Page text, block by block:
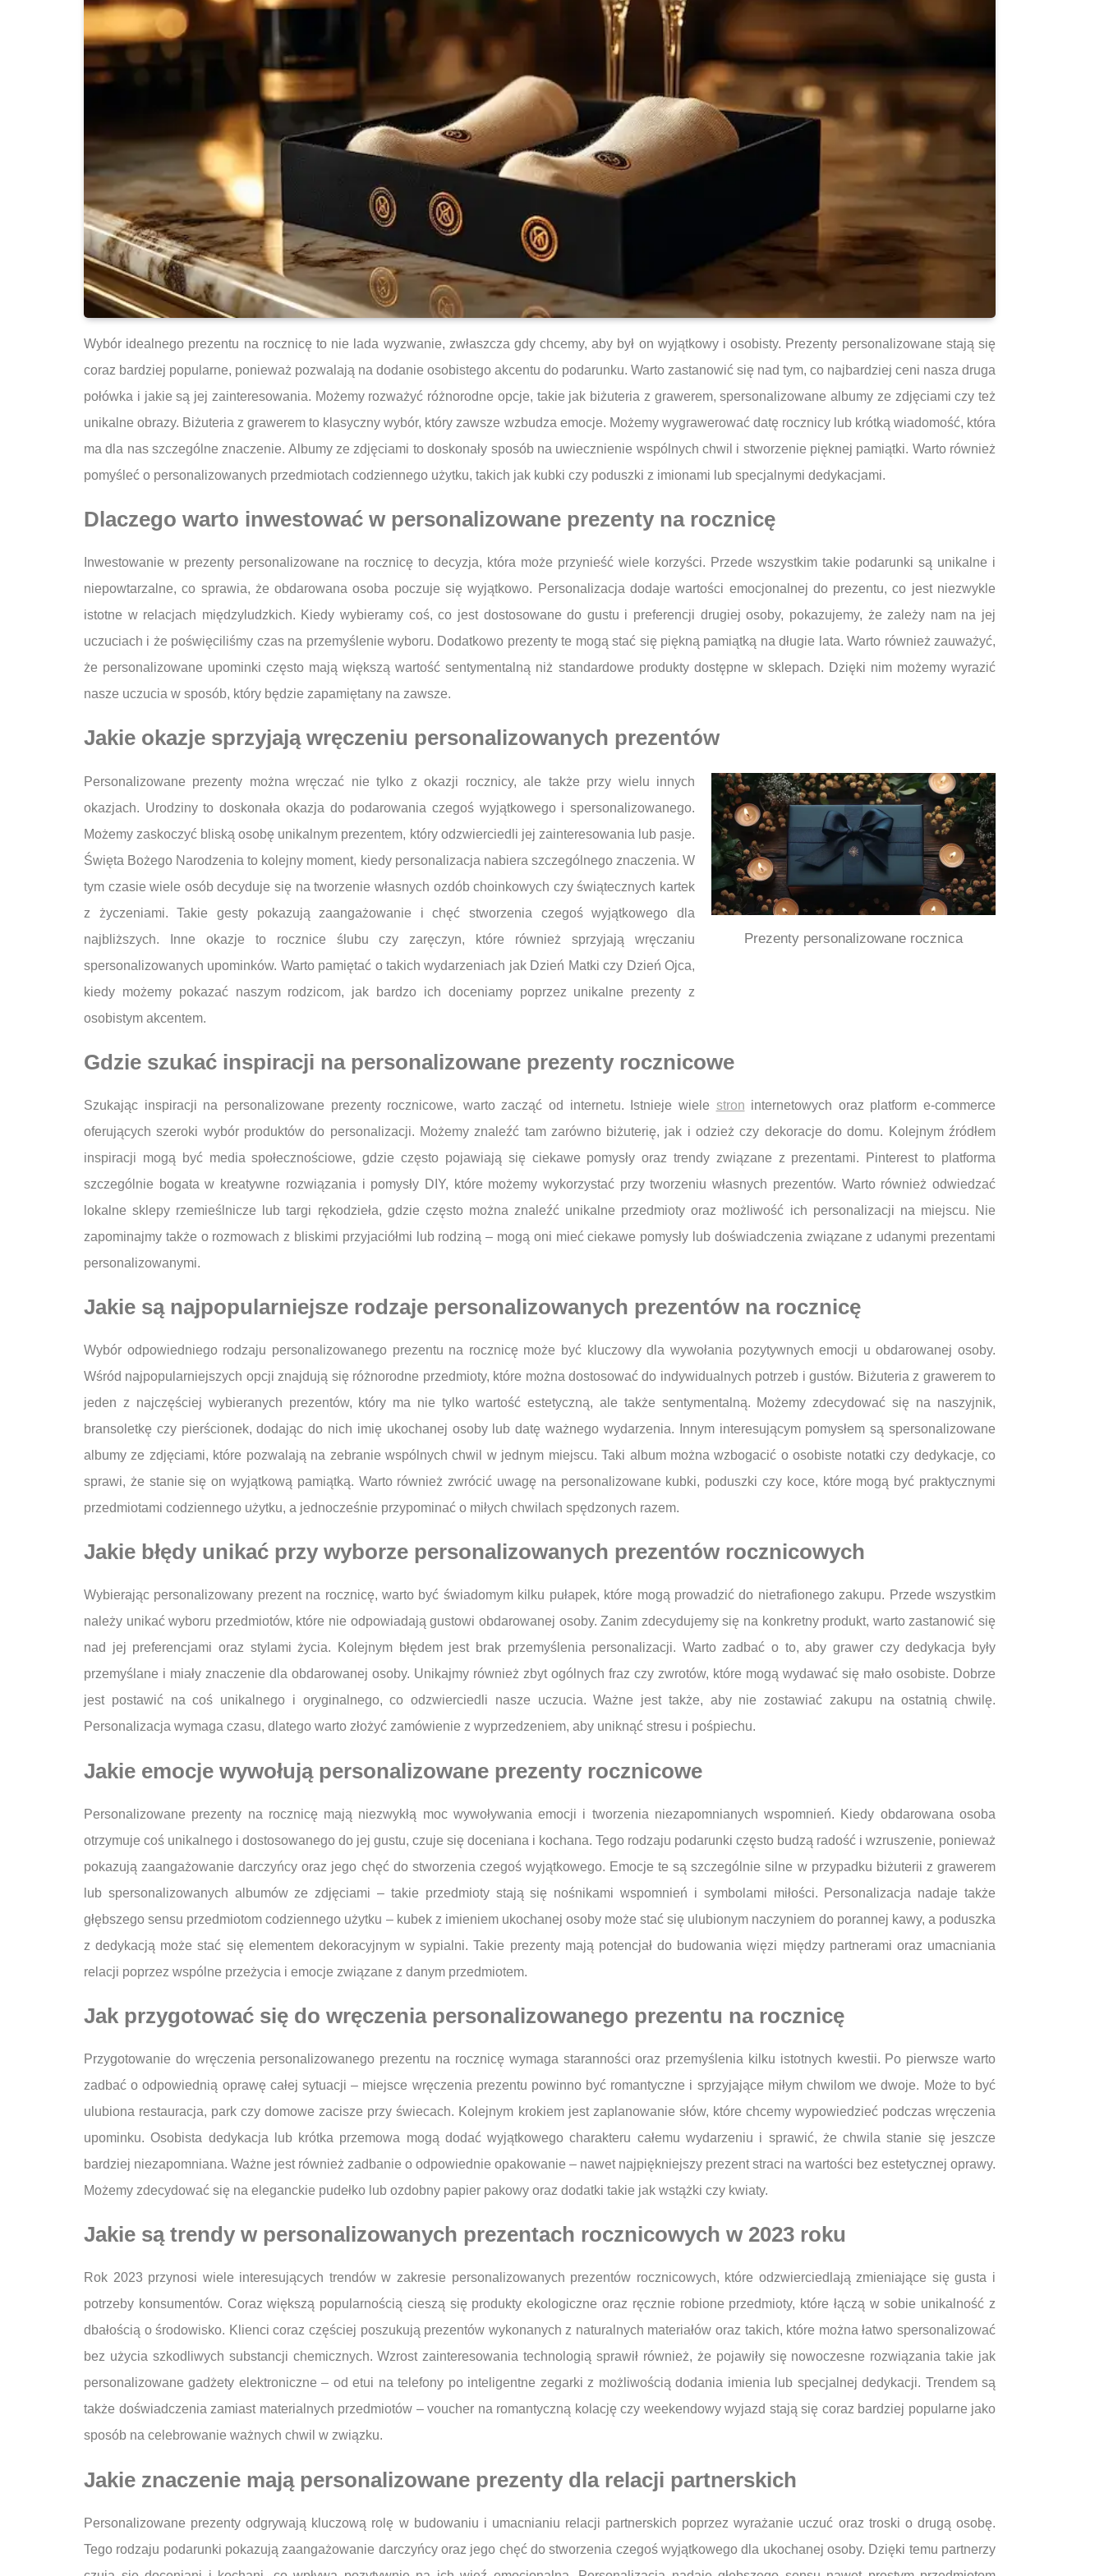
Wybór idealnego prezentu na rocznicę to nie lada wyzwanie, zwłaszcza gdy chcemy, aby był on wyjątkowy i osobisty. Prezenty personalizowane stają się
coraz bardziej popularne, ponieważ pozwalają na dodanie osobistego akcentu do podarunku. Warto zastanowić się nad tym, co najbardziej ceni nasza druga
połówka i jakie są jej zainteresowania. Możemy rozważyć różnorodne opcje, takie jak biżuteria z grawerem, spersonalizowane albumy ze zdjęciami czy też
unikalne obrazy. Biżuteria z grawerem to klasyczny wybór, który zawsze wzbudza emocje. Możemy wygrawerować datę rocznicy lub krótką wiadomość, która
ma dla nas szczególne znaczenie. Albumy ze zdjęciami to doskonały sposób na uwiecznienie wspólnych chwil i stworzenie pięknej pamiątki. Warto również
pomyśleć o personalizowanych przedmiotach codziennego użytku, takich jak kubki czy poduszki z imionami lub specjalnymi dedykacjami.
Dlaczego warto inwestować w personalizowane prezenty na rocznicę
Inwestowanie w prezenty personalizowane na rocznicę to decyzja, która może przynieść wiele korzyści. Przede wszystkim takie podarunki są unikalne i
niepowtarzalne, co sprawia, że obdarowana osoba poczuje się wyjątkowo. Personalizacja dodaje wartości emocjonalnej do prezentu, co jest niezwykle
istotne w relacjach międzyludzkich. Kiedy wybieramy coś, co jest dostosowane do gustu i preferencji drugiej osoby, pokazujemy, że zależy nam na jej
uczuciach i że poświęciliśmy czas na przemyślenie wyboru. Dodatkowo prezenty te mogą stać się piękną pamiątką na długie lata. Warto również zauważyć,
że personalizowane upominki często mają większą wartość sentymentalną niż standardowe produkty dostępne w sklepach. Dzięki nim możemy wyrazić
nasze uczucia w sposób, który będzie zapamiętany na zawsze.
Jakie okazje sprzyjają wręczeniu personalizowanych prezentów
Prezenty personalizowane rocznica
Personalizowane prezenty można wręczać nie tylko z okazji rocznicy, ale także przy wielu innych
okazjach. Urodziny to doskonała okazja do podarowania czegoś wyjątkowego i spersonalizowanego.
Możemy zaskoczyć bliską osobę unikalnym prezentem, który odzwierciedli jej zainteresowania lub pasje.
Święta Bożego Narodzenia to kolejny moment, kiedy personalizacja nabiera szczególnego znaczenia. W
tym czasie wiele osób decyduje się na tworzenie własnych ozdób choinkowych czy świątecznych kartek
z życzeniami. Takie gesty pokazują zaangażowanie i chęć stworzenia czegoś wyjątkowego dla
najbliższych. Inne okazje to rocznice ślubu czy zaręczyn, które również sprzyjają wręczaniu
spersonalizowanych upominków. Warto pamiętać o takich wydarzeniach jak Dzień Matki czy Dzień Ojca,
kiedy możemy pokazać naszym rodzicom, jak bardzo ich doceniamy poprzez unikalne prezenty z
osobistym akcentem.
Gdzie szukać inspiracji na personalizowane prezenty rocznicowe
Szukając inspiracji na personalizowane prezenty rocznicowe, warto zacząć od internetu. Istnieje wiele stron internetowych oraz platform e-commerce
oferujących szeroki wybór produktów do personalizacji. Możemy znaleźć tam zarówno biżuterię, jak i odzież czy dekoracje do domu. Kolejnym źródłem
inspiracji mogą być media społecznościowe, gdzie często pojawiają się ciekawe pomysły oraz trendy związane z prezentami. Pinterest to platforma
szczególnie bogata w kreatywne rozwiązania i pomysły DIY, które możemy wykorzystać przy tworzeniu własnych prezentów. Warto również odwiedzać
lokalne sklepy rzemieślnicze lub targi rękodzieła, gdzie często można znaleźć unikalne przedmioty oraz możliwość ich personalizacji na miejscu. Nie
zapominajmy także o rozmowach z bliskimi przyjaciółmi lub rodziną – mogą oni mieć ciekawe pomysły lub doświadczenia związane z udanymi prezentami
personalizowanymi.
Jakie są najpopularniejsze rodzaje personalizowanych prezentów na rocznicę
Wybór odpowiedniego rodzaju personalizowanego prezentu na rocznicę może być kluczowy dla wywołania pozytywnych emocji u obdarowanej osoby.
Wśród najpopularniejszych opcji znajdują się różnorodne przedmioty, które można dostosować do indywidualnych potrzeb i gustów. Biżuteria z grawerem to
jeden z najczęściej wybieranych prezentów, który ma nie tylko wartość estetyczną, ale także sentymentalną. Możemy zdecydować się na naszyjnik,
bransoletkę czy pierścionek, dodając do nich imię ukochanej osoby lub datę ważnego wydarzenia. Innym interesującym pomysłem są spersonalizowane
albumy ze zdjęciami, które pozwalają na zebranie wspólnych chwil w jednym miejscu. Taki album można wzbogacić o osobiste notatki czy dedykacje, co
sprawi, że stanie się on wyjątkową pamiątką. Warto również zwrócić uwagę na personalizowane kubki, poduszki czy koce, które mogą być praktycznymi
przedmiotami codziennego użytku, a jednocześnie przypominać o miłych chwilach spędzonych razem.
Jakie błędy unikać przy wyborze personalizowanych prezentów rocznicowych
Wybierając personalizowany prezent na rocznicę, warto być świadomym kilku pułapek, które mogą prowadzić do nietrafionego zakupu. Przede wszystkim
należy unikać wyboru przedmiotów, które nie odpowiadają gustowi obdarowanej osoby. Zanim zdecydujemy się na konkretny produkt, warto zastanowić się
nad jej preferencjami oraz stylami życia. Kolejnym błędem jest brak przemyślenia personalizacji. Warto zadbać o to, aby grawer czy dedykacja były
przemyślane i miały znaczenie dla obdarowanej osoby. Unikajmy również zbyt ogólnych fraz czy zwrotów, które mogą wydawać się mało osobiste. Dobrze
jest postawić na coś unikalnego i oryginalnego, co odzwierciedli nasze uczucia. Ważne jest także, aby nie zostawiać zakupu na ostatnią chwilę.
Personalizacja wymaga czasu, dlatego warto złożyć zamówienie z wyprzedzeniem, aby uniknąć stresu i pośpiechu.
Jakie emocje wywołują personalizowane prezenty rocznicowe
Personalizowane prezenty na rocznicę mają niezwykłą moc wywoływania emocji i tworzenia niezapomnianych wspomnień. Kiedy obdarowana osoba
otrzymuje coś unikalnego i dostosowanego do jej gustu, czuje się doceniana i kochana. Tego rodzaju podarunki często budzą radość i wzruszenie, ponieważ
pokazują zaangażowanie darczyńcy oraz jego chęć do stworzenia czegoś wyjątkowego. Emocje te są szczególnie silne w przypadku biżuterii z grawerem
lub spersonalizowanych albumów ze zdjęciami – takie przedmioty stają się nośnikami wspomnień i symbolami miłości. Personalizacja nadaje także
głębszego sensu przedmiotom codziennego użytku – kubek z imieniem ukochanej osoby może stać się ulubionym naczyniem do porannej kawy, a poduszka
z dedykacją może stać się elementem dekoracyjnym w sypialni. Takie prezenty mają potencjał do budowania więzi między partnerami oraz umacniania
relacji poprzez wspólne przeżycia i emocje związane z danym przedmiotem.
Jak przygotować się do wręczenia personalizowanego prezentu na rocznicę
Przygotowanie do wręczenia personalizowanego prezentu na rocznicę wymaga staranności oraz przemyślenia kilku istotnych kwestii. Po pierwsze warto
zadbać o odpowiednią oprawę całej sytuacji – miejsce wręczenia prezentu powinno być romantyczne i sprzyjające miłym chwilom we dwoje. Może to być
ulubiona restauracja, park czy domowe zacisze przy świecach. Kolejnym krokiem jest zaplanowanie słów, które chcemy wypowiedzieć podczas wręczenia
upominku. Osobista dedykacja lub krótka przemowa mogą dodać wyjątkowego charakteru całemu wydarzeniu i sprawić, że chwila stanie się jeszcze
bardziej niezapomniana. Ważne jest również zadbanie o odpowiednie opakowanie – nawet najpiękniejszy prezent straci na wartości bez estetycznej oprawy.
Możemy zdecydować się na eleganckie pudełko lub ozdobny papier pakowy oraz dodatki takie jak wstążki czy kwiaty.
Jakie są trendy w personalizowanych prezentach rocznicowych w 2023 roku
Rok 2023 przynosi wiele interesujących trendów w zakresie personalizowanych prezentów rocznicowych, które odzwierciedlają zmieniające się gusta i
potrzeby konsumentów. Coraz większą popularnością cieszą się produkty ekologiczne oraz ręcznie robione przedmioty, które łączą w sobie unikalność z
dbałością o środowisko. Klienci coraz częściej poszukują prezentów wykonanych z naturalnych materiałów oraz takich, które można łatwo spersonalizować
bez użycia szkodliwych substancji chemicznych. Wzrost zainteresowania technologią sprawił również, że pojawiły się nowoczesne rozwiązania takie jak
personalizowane gadżety elektroniczne – od etui na telefony po inteligentne zegarki z możliwością dodania imienia lub specjalnej dedykacji. Trendem są
także doświadczenia zamiast materialnych przedmiotów – voucher na romantyczną kolację czy weekendowy wyjazd stają się coraz bardziej popularne jako
sposób na celebrowanie ważnych chwil w związku.
Jakie znaczenie mają personalizowane prezenty dla relacji partnerskich
Personalizowane prezenty odgrywają kluczową rolę w budowaniu i umacnianiu relacji partnerskich poprzez wyrażanie uczuć oraz troski o drugą osobę.
Tego rodzaju podarunki pokazują zaangażowanie darczyńcy oraz jego chęć do stworzenia czegoś wyjątkowego dla ukochanej osoby. Dzięki temu partnerzy